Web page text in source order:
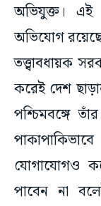
অভিযুক্ত।
অভিযোগ
তত্ত্বাবধায়ক
করেই দেশ
পশ্চিমবঙ্গে
যোগাযোগও
পাবেন না